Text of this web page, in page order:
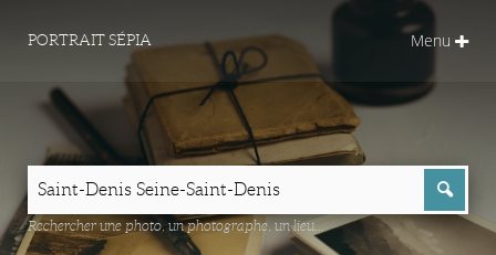
PORTRAIT SÉPIA Menu
Rechercher une photo, un photographe, un lieu...